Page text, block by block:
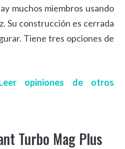
muchos miembros usando
Su construcción es cerrada
Tiene tres opciones de
opiniones de otros
Turbo Mag Plus